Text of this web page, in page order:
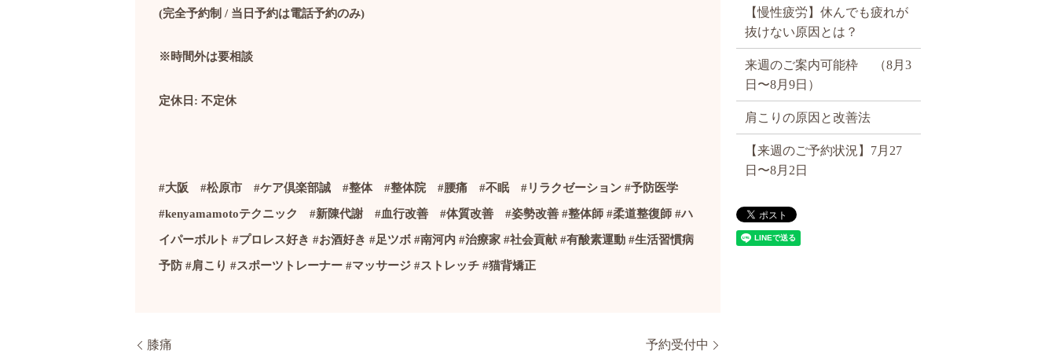
(完全予約制 / 当日予約は電話予約のみ)
※時間外は要相談
定休日 : 不定休
#大阪 #松原市 #ケア倶楽部誠 #整体 #整体院 #腰痛 #不眠 #リラクゼーション#予防医学
#kenyamamotoテクニック #新陳代謝 #血行改善 #体質改善 #姿勢改善#整体師#柔道整復師#ハ
イパーボルト #プロレス好き #お酒好き #足ツボ#南河内 #治療家#社会貢献 #有酸素運動#生活習慣病
予防#肩こり #スポーツトレーナー#マッサージ#ストレッチ#猫背矯正
膝痛 予約受付中
【慢性疲労】休んでも疲れが
抜けない原因とは？
来週のご案内可能枠 （8月3
日〜8月9日）
肩こりの原因と改善法
【来週のご予約状況】7月27
日〜8月2日